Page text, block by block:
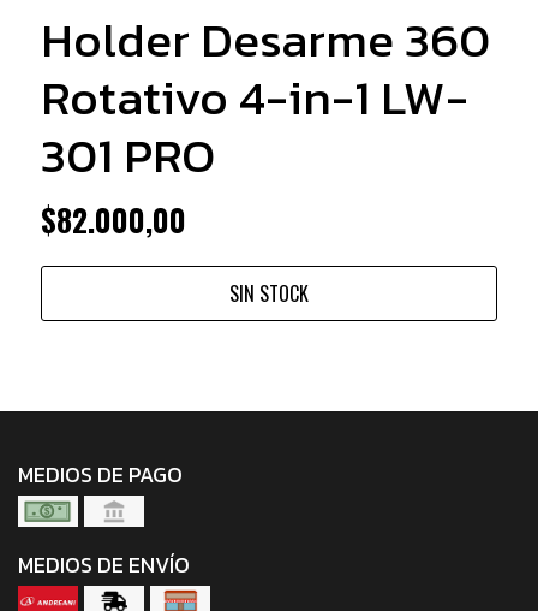
Holder Desarme 360
Rotativo 4-in-1 LW-
301 PRO
$82.000,00
SIN STOCK
MEDIOS DE PAGO
MEDIOS DE ENVÍO